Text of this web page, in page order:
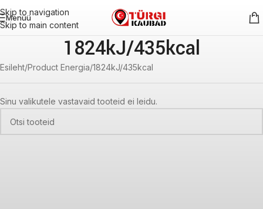
Skip to navigation
Skip to main content
Menüü
1824kJ/435kcal
Esileht Product Energia 1824kJ/435kcal
Sinu valikutele vastavaid tooteid ei leidu.